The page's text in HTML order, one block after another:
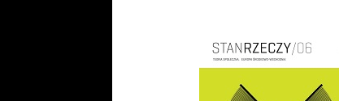
Cover image